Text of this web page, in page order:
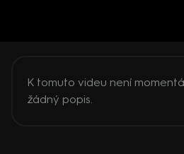
K tomuto videu není
žádný popis.